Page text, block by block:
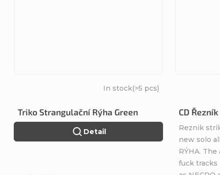
Triko Strangulační Rýha Green
In stock(>5 pcs)
Detail
CD
Reznik
new solo
RÝHA.
fuck tracks